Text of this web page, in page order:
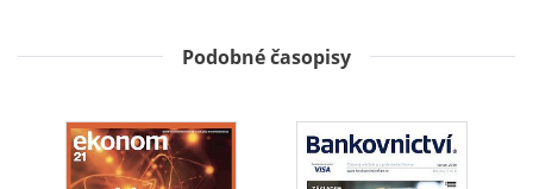
Podobné časopisy